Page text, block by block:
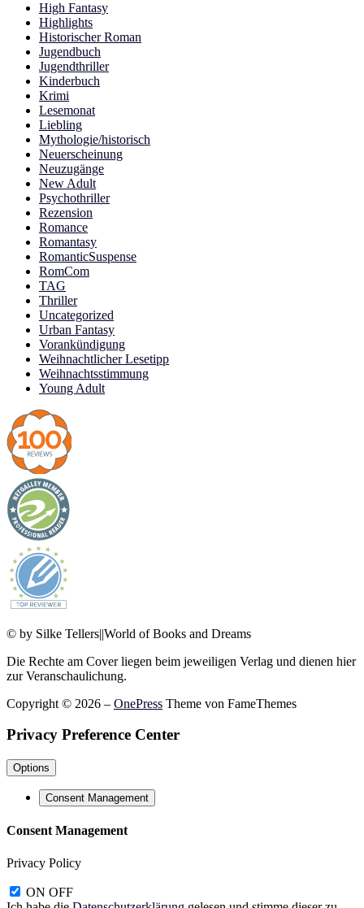
High Fantasy
Highlights
Historischer Roman
Jugendbuch
Jugendthriller
Kinderbuch
Krimi
Lesemonat
Liebling
Mythologie/historisch
Neuerscheinung
Neuzugänge
New Adult
Psychothriller
Rezension
Romance
Romantasy
RomanticSuspense
RomCom
TAG
Thriller
Uncategorized
Urban Fantasy
Vorankündigung
Weihnachtlicher Lesetipp
Weihnachtsstimmung
Young Adult
© by Silke Tellers||World of Books and Dreams
Die Rechte am Cover liegen beim jeweiligen Verlag und dienen hier
zur Veranschaulichung.
Copyright © 2026 – OnePress Theme von FameThemes
Privacy Preference Center
Options
Consent Management
Consent Management
Privacy Policy
ON OFF